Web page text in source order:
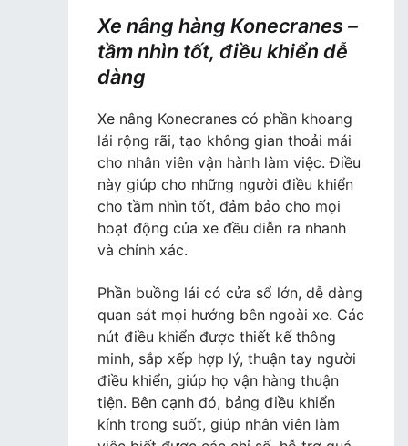
Xe nâng hàng Konecranes –
tầm nhìn tốt, điều khiển dễ
dàng
Xe nâng Konecranes có phần khoang
lái rộng rãi, tạo không gian thoải mái
cho nhân viên vận hành làm việc. Điều
này giúp cho những người điều khiển
cho tầm nhìn tốt, đảm bảo cho mọi
hoạt động của xe đều diễn ra nhanh
và chính xác.
Phần buồng lái có cửa sổ lớn, dễ dàng
quan sát mọi hướng bên ngoài xe. Các
nút điều khiển được thiết kế thông
minh, sắp xếp hợp lý, thuận tay người
điều khiển, giúp họ vận hàng thuận
tiện. Bên cạnh đó, bảng điều khiển
kính trong suốt, giúp nhân viên làm